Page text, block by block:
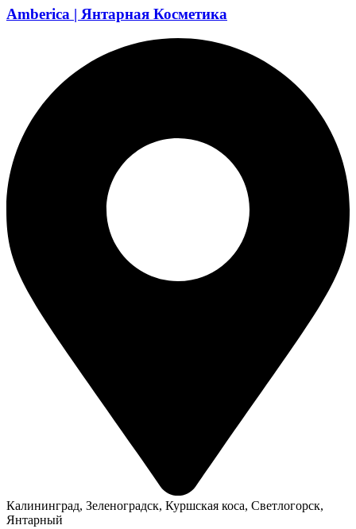
Amberica | Янтарная Косметика
Калининград, Зеленоградск, Куршская коса, Светлогорск,
Янтарный